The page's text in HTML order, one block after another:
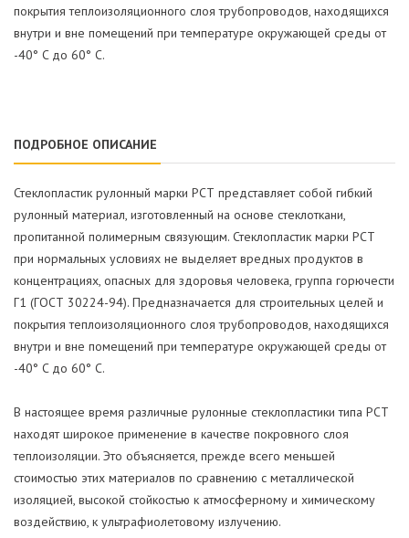
покрытия теплоизоляционного слоя трубопроводов, находящихся
внутри и вне помещений при температуре окружающей среды от
-40° C до 60° C.
ПОДРОБНОЕ ОПИСАНИЕ
Стеклопластик рулонный марки РСТ представляет собой гибкий
рулонный материал, изготовленный на основе стеклоткани,
пропитанной полимерным связующим. Стеклопластик марки РСТ
при нормальных условиях не выделяет вредных продуктов в
концентрациях, опасных для здоровья человека, группа горючести
Г1 (ГОСТ 30224-94). Предназначается для строительных целей и
покрытия теплоизоляционного слоя трубопроводов, находящихся
внутри и вне помещений при температуре окружающей среды от
-40° C до 60° C.
В настоящее время различные рулонные стеклопластики типа РСТ
находят широкое применение в качестве покровного слоя
теплоизоляции. Это объясняется, прежде всего меньшей
стоимостью этих материалов по сравнению с металлической
изоляцией, высокой стойкостью к атмосферному и химическому
воздействию, к ультрафиолетовому излучению.